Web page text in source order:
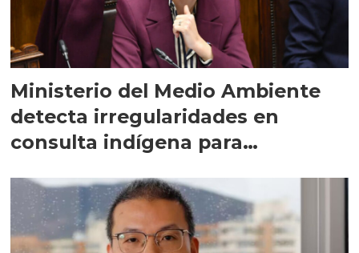
Ministerio del Medio Ambiente
detecta irregularidades en
consulta indígena para